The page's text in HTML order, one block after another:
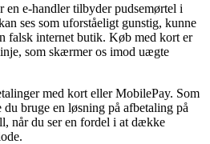
en e-handler tilbyder pudsemørtel i
ses som uforståeligt gunstig, kunne
falsk internet butik. Køb med kort er
som skærmer os imod uægte
med kort eller MobilePay. Som
bruge en løsning på afbetaling på
når du ser en fordel i at dække